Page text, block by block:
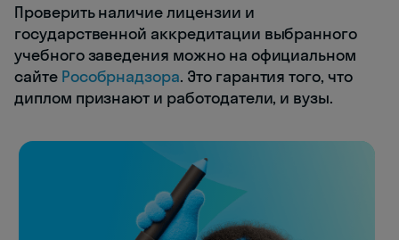
Проверить наличие лицензии и
государственной аккредитации выбранного
учебного заведения можно на официальном
сайте Рособрнадзора. Это гарантия того, что
диплом признают и работодатели, и вузы.